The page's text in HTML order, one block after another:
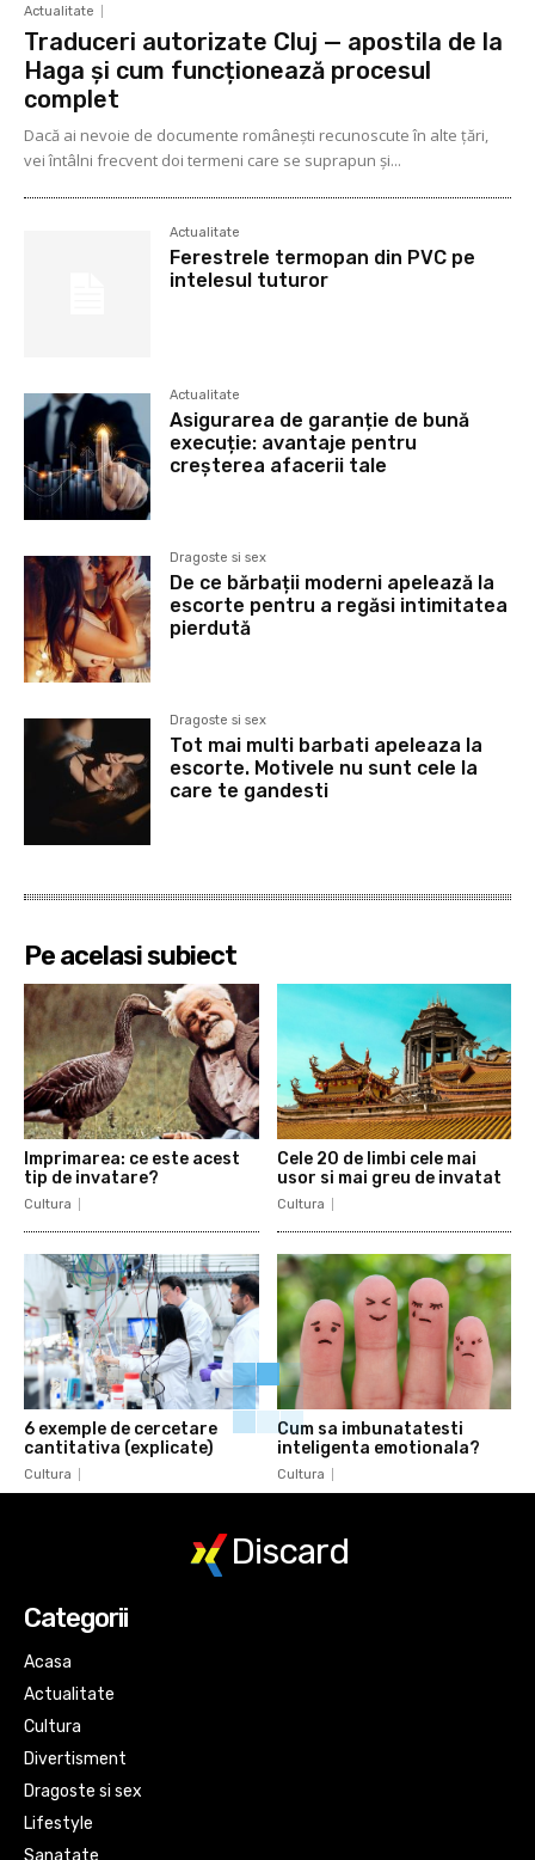
Actualitate
Traduceri autorizate Cluj — apostila de la
Haga și cum funcționează procesul
complet
Dacă ai nevoie de documente românești recunoscute în alte țări,
vei întâlni frecvent doi termeni care se suprapun și...
Actualitate
Ferestrele termopan din PVC pe
intelesul tuturor
Actualitate
Asigurarea de garanție de bună
execuție: avantaje pentru
creșterea afacerii tale
Dragoste si sex
De ce bărbații moderni apelează la
escorte pentru a regăsi intimitatea
pierdută
Dragoste si sex
Tot mai multi barbati apeleaza la
escorte. Motivele nu sunt cele la
care te gandesti
Pe acelasi subiect
Imprimarea: ce este acest
tip de invatare?
Cultura
Cele 20 de limbi cele mai
usor si mai greu de invatat
Cultura
6 exemple de cercetare
cantitativa (explicate)
Cultura
Cum sa imbunatatesti
inteligenta emotionala?
Cultura
Discard
Categorii
Acasa
Actualitate
Cultura
Divertisment
Dragoste si sex
Lifestyle
Sanatate